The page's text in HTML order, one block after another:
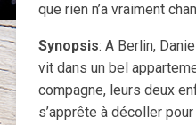
que rien n’a vraiment
Synopsis: A Berlin,
vit dans un bel
compagne, leurs deux
s’apprête à décoller